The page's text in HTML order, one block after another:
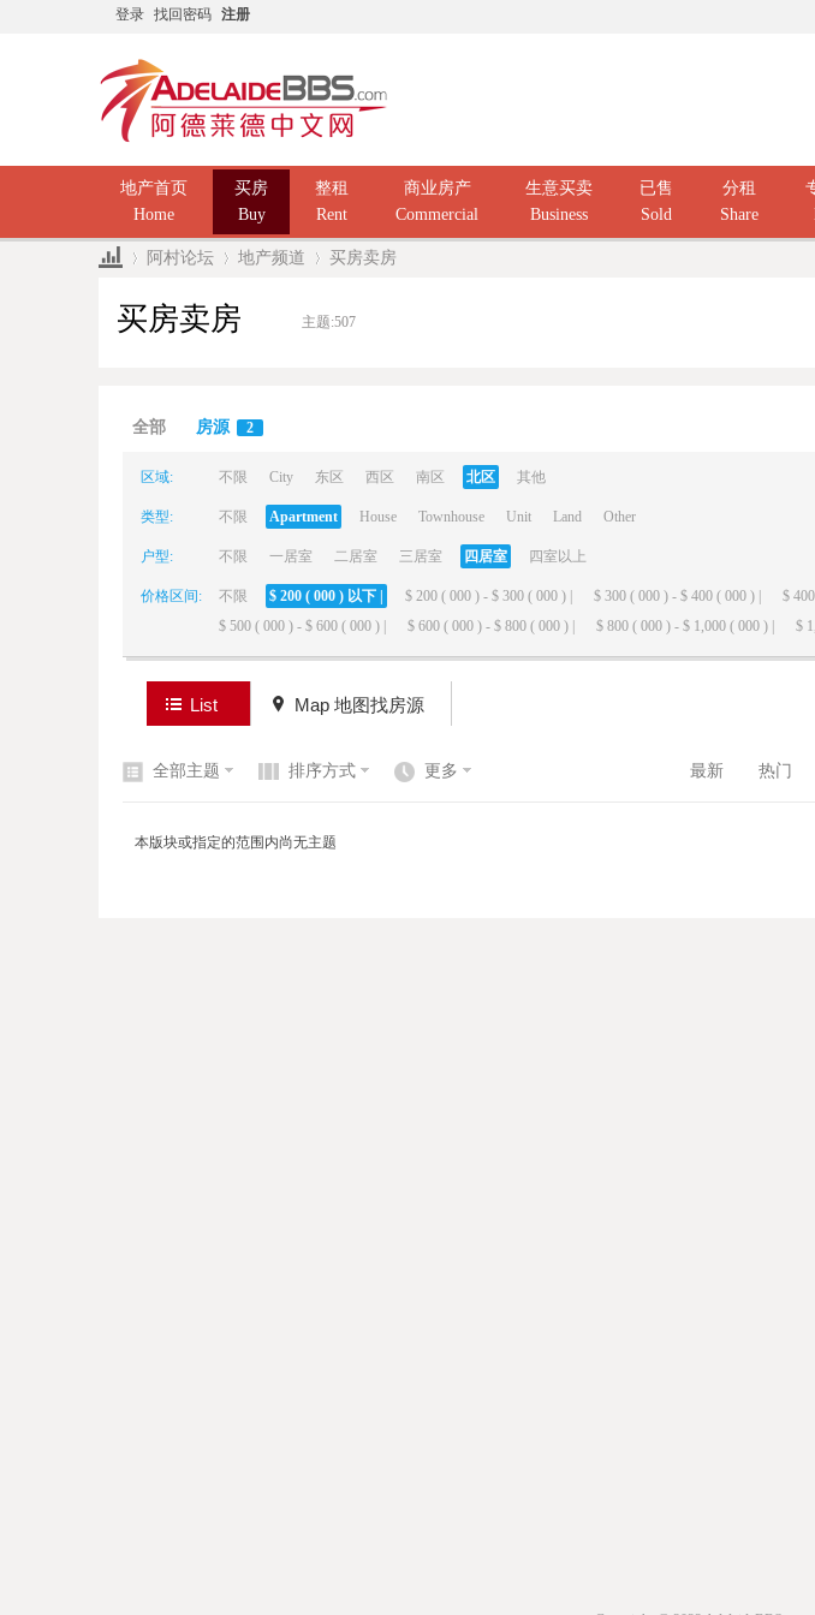
登录 找回密码 注册
地产首页
Home
买房
Buy
整租
Rent
商业房产
Commercial
生意买卖
Business
已售
Sold
分租
Share
阿村论坛 地产频道 买房卖房
买房卖房 主题:507
全部 房源 2
区域: 不限 City 东区 西区 南区 北区 其他
类型: 不限 Apartment House Townhouse Unit Land Other
户型: 不限 一居室 二居室 三居室 四居室 四室以上
价格区间: 不限 $ 200 ( 000 ) 以下 | $ 200 ( 000 ) - $ 300 ( 000 ) | $ 300 ( 000 ) - $ 400 ( 000 ) |
$
$ 500 ( 000 ) - $ 600 ( 000 ) |
$ 600 ( 000 ) - $ 800 ( 000 ) | $ 800 ( 000 ) - $ 1,000 ( 000 ) | $
List Map 地图找房源
全部主题 排序方式 更多 最新 热门
本版块或指定的范围内尚无主题